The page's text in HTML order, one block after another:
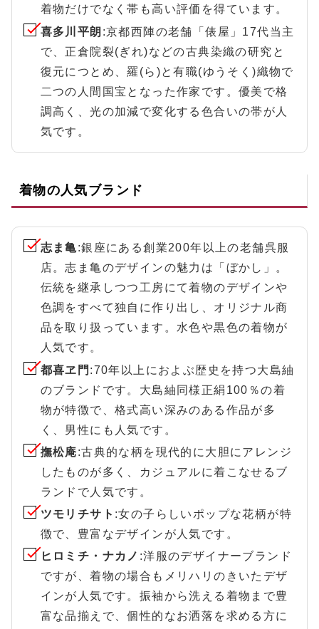
着物だけでなく帯も高い評価を得ています。
喜多川平朗 :京都西陣の老舗「俵屋」17代当主
で、正倉院裂(ぎれ)などの古典染織の研究と
復元につとめ、羅(ら)と有職(ゆうそく)織物で
二つの人間国宝となった作家です。優美で格
調高く、光の加減で変化する色合いの帯が人
気です。
着物の人気ブランド
志ま亀:銀座にある創業200年以上の老舗呉服
店。志ま亀のデザインの魅力は「ぼかし」。
伝統を継承しつつ工房にて着物のデザインや
色調をすべて独自に作り出し、オリジナル商
品を取り扱っています。水色や黒色の着物が
人気です。
都喜ヱ門 :70年以上におよぶ歴史を持つ大島紬
のブランドです。大島紬同様正絹100％の着
物が特徴で、格式高い深みのある作品が多
く、男性にも人気です。
撫松庵:古典的な柄を現代的に大胆にアレンジ
したものが多く、カジュアルに着こなせるブ
ランドで人気です。
ツモリチサト :女の子らしいポップな花柄が特
徴で、豊富なデザインが人気です。
ヒロミチ・ナカノ :洋服のデザイナーブランド
ですが、着物の場合もメリハリのきいたデザ
インが人気です。振袖から洗える着物まで豊
富な品揃えで、個性的なお洒落を求める方に